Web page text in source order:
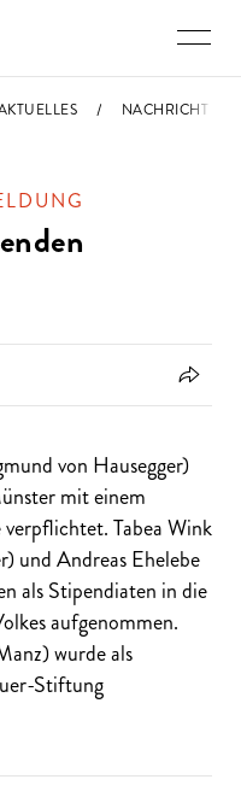
NACHRICHT
von Hausegger)
mit einem
Tabea Wink
und Andreas Ehelebe
als Stipendiaten in die
aufgenommen.
wurde als
Stiftung